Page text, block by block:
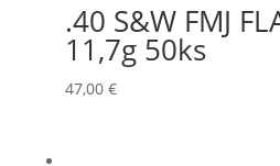
.40 S&W FMJ
11,7g 50ks
47,00 €